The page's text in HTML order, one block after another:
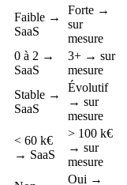
Faible →
SaaS
Forte →
sur
mesure
0 à 2 →
SaaS
3+ → sur
mesure
Stable →
SaaS
Évolutif
→ sur
mesure
< 60 k€
→ SaaS
> 100 k€
→ sur
mesure
Oui →